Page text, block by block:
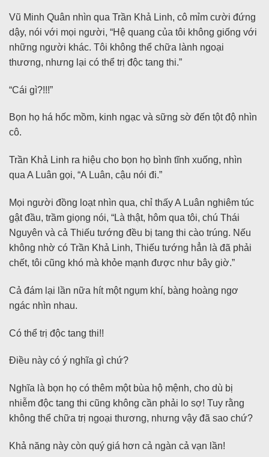
Vũ Minh Quân nhìn qua Trần Khả Linh, cô mỉm cười đứng
dậy, nói với mọi người, “Hệ quang của tôi không giống với
những người khác. Tôi không thể chữa lành ngoại
thương, nhưng lại có thể trị độc tang thi.”
“Cái gì?!!!”
Bọn họ há hốc mồm, kinh ngạc và sững sờ đến tột độ nhìn
cô.
Trần Khả Linh ra hiệu cho bọn họ bình tĩnh xuống, nhìn
qua A Luân gọi, “A Luân, cậu nói đi.”
Mọi người đồng loạt nhìn qua, chỉ thấy A Luân nghiêm túc
gật đầu, trầm giọng nói, “Là thật, hôm qua tôi, chú Thái
Nguyên và cả Thiếu tướng đều bị tang thi cào trúng. Nếu
không nhờ có Trần Khả Linh, Thiếu tướng hẳn là đã phải
chết, tôi cũng khó mà khỏe mạnh được như bây giờ.”
Cả đám lại lần nữa hít một ngụm khí, bàng hoàng ngơ
ngác nhìn nhau.
Có thể trị độc tang thi!!
Điều này có ý nghĩa gì chứ?
Nghĩa là bọn họ có thêm một bùa hộ mệnh, cho dù bị
nhiễm độc tang thi cũng không cần phải lo sợ! Tuy rằng
không thể chữa trị ngoại thương, nhưng vậy đã sao chứ?
Khả năng này còn quý giá hơn cả ngàn cả vạn lần!